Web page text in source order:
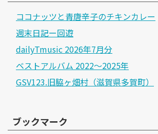
ココナッツと青唐辛子のチキンカレー
週末日記ー回遊
dailyTmusic 2026年7月分
ベストアルバム 2022～2025年
GSV123.旧脇ヶ畑村（滋賀県多賀町）
ブックマーク